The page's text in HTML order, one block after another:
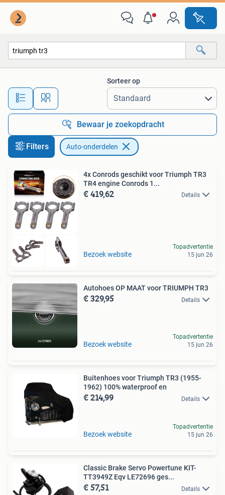
Alle afstanden…
Sorteer op
Bewaar je zoekopdracht
Filters Auto-onderdelen
4x Conrods geschikt voor Triumph TR3
TR4 engine Conrods 1...
€ 419,62 Details
Bezoek website
Topadvertentie
15 jun 26
Autohoes OP MAAT voor TRIUMPH TR3
€ 329,95 Details
Bezoek website
Topadvertentie
15 jun 26
Buitenhoes voor Triumph TR3 (1955-
1962) 100% waterproof en
€ 214,99 Details
Bezoek website
Topadvertentie
15 jun 26
Classic Brake Servo Powertune KIT-
TT3949Z Eqv LE72696 ges...
€ 57,51 Details